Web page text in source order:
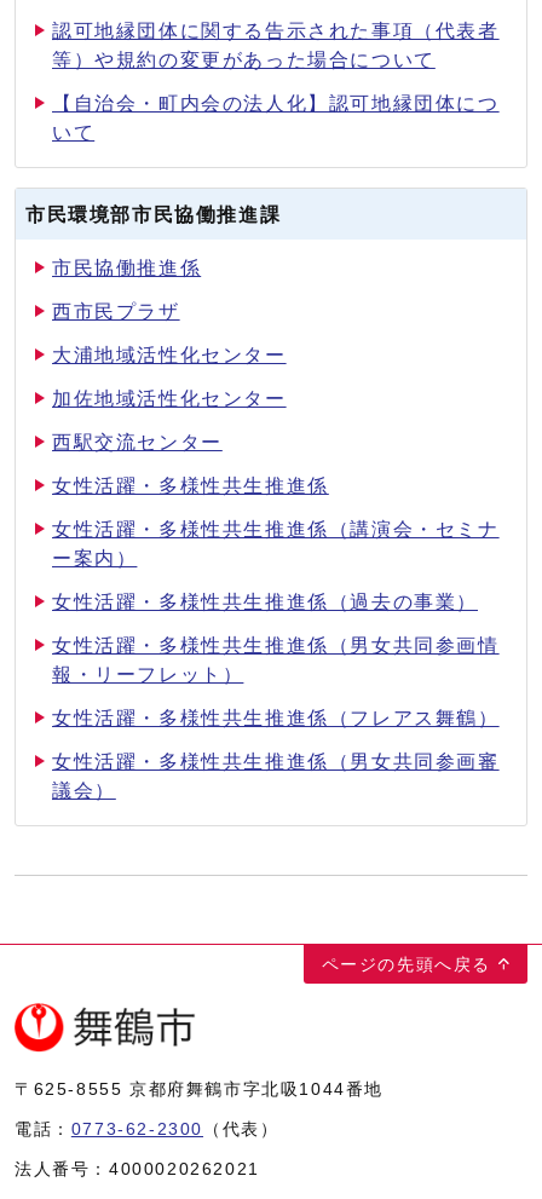
認可地縁団体に関する告示された事項（代表者
等）や規約の変更があった場合について
【自治会・町内会の法人化】認可地縁団体につ
いて
市民環境部市民協働推進課
市民協働推進係
西市民プラザ
大浦地域活性化センター
加佐地域活性化センター
西駅交流センター
女性活躍・多様性共生推進係
女性活躍・多様性共生推進係（講演会・セミナ
ー案内）
女性活躍・多様性共生推進係（過去の事業）
女性活躍・多様性共生推進係（男女共同参画情
報・リーフレット）
女性活躍・多様性共生推進係（フレアス舞鶴）
女性活躍・多様性共生推進係（男女共同参画審
議会）
ページの先頭へ戻る
〒625-8555 京都府舞鶴市字北吸1044番地
電話： 0773-62-2300 （代表）
法人番号： 4000020262021